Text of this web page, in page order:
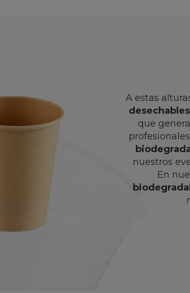
A estas
desechables
que
nuestros
En